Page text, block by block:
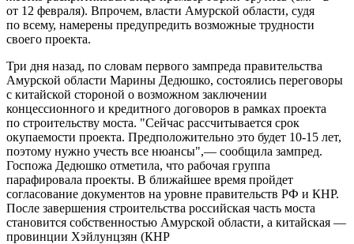
от 12 февраля). Впрочем, власти Амурской области, судя
по всему, намерены предупредить возможные трудности
своего проекта.
Три дня назад, по словам первого зампреда правительства
Амурской области Марины Дедюшко, состоялись переговоры
с китайской стороной о возможном заключении
концессионного и кредитного договоров в рамках проекта
по строительству моста. "Сейчас рассчитывается срок
окупаемости проекта. Предположительно это будет 10-15 лет,
поэтому нужно учесть все нюансы",— сообщила зампред.
Госпожа Дедюшко отметила, что рабочая группа
парафировала проекты. В ближайшее время пройдет
согласование документов на уровне правительств РФ и КНР.
После завершения строительства российская часть моста
становится собственностью Амурской области, а китайская —
провинции Хэйлунцзян (КНР